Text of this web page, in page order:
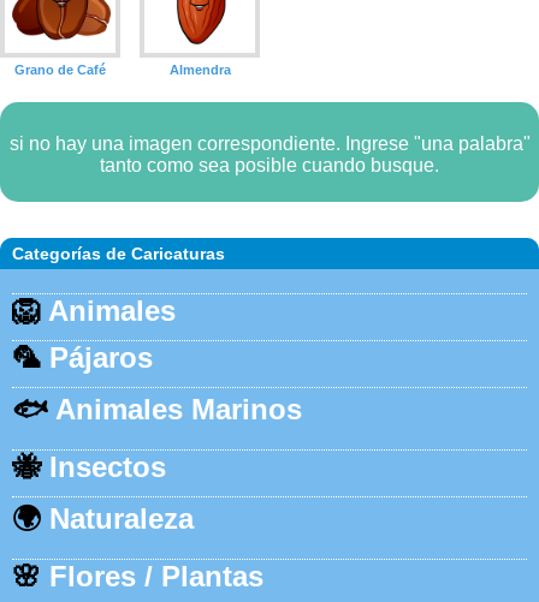
Categorías de Caricaturas
🦁 Animales
🦜 Pájaros
🐟 Animales Marinos
🐝 Insectos
🌍 Naturaleza
🌸 Flores / Plantas
Grano de Café Almendra
si no hay una imagen correspondiente. Ingrese "una palabra"
tanto como sea posible cuando busque.